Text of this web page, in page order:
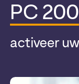
PC 200
activeer